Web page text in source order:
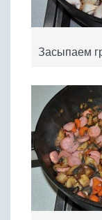
Засыпаем